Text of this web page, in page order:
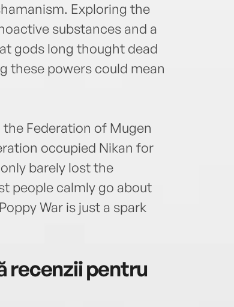
Exploring the
substances and a
gods long thought dead
these powers could mean
Federation of Mugen
occupied Nikan for
barely lost the
people calmly go about
War is just a spark
recenzii pentru